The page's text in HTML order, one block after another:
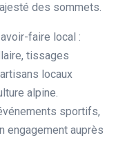
des sommets.
faire local :
tissages
locaux
alpine.
sportifs,
engagement auprès